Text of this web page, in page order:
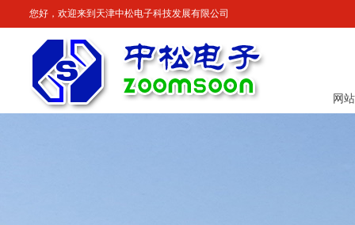
您好，欢迎来到天津中松电子科技发展有限公司
网